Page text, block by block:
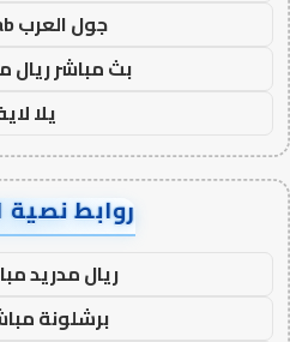
جول العرب goalarab
بث مباشر ريال
يلا
روابط نصية AA32801
ريال مدريد
برشلونة